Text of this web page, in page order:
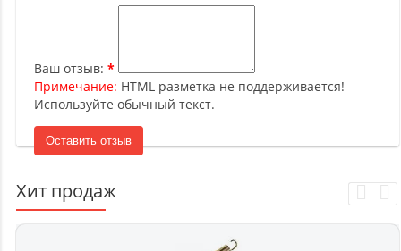
Ваш отзыв:
Примечание: HTML разметка не поддерживается!
Используйте обычный текст.
Оставить отзыв
Хит продаж